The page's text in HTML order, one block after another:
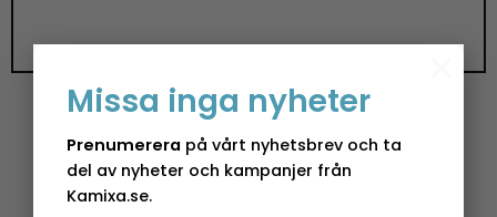
Missa inga nyheter
Prenumerera på vårt nyhetsbrev och ta
del av nyheter och kampanjer från
Kamixa.se.
CowParade – Figur